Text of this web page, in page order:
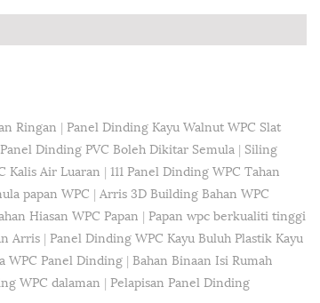
Ringan | Panel Dinding Kayu Walnut WPC Slat
Dinding PVC Boleh Dikitar Semula | Siling
Kalis Air Luaran | 111 Panel Dinding WPC Tahan
papan WPC | Arris 3D Building Bahan WPC
Hiasan WPC Papan | Papan wpc berkualiti tinggi
Arris | Panel Dinding WPC Kayu Buluh Plastik Kayu
WPC Panel Dinding | Bahan Binaan Isi Rumah
WPC dalaman | Pelapisan Panel Dinding